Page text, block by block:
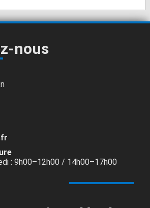
nous
: 9h00–12h00 / 14h00–17h00